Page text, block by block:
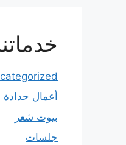
أعمال حدادة
بيوت شعر
جلسات